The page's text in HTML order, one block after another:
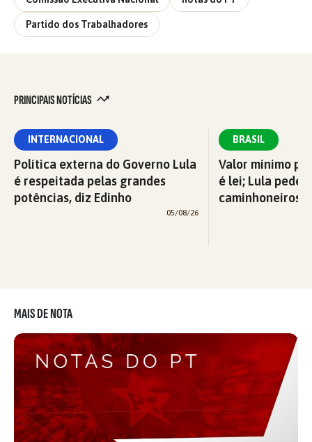
Partido dos Trabalhadores
PRINCIPAIS NOTÍCIAS
INTERNACIONAL
Política externa do Governo Lula
é respeitada pelas grandes
potências, diz Edinho
05/08/26
BRASIL
Valor mínimo
é lei; Lula pede
caminhoneiros
MAIS DE NOTA